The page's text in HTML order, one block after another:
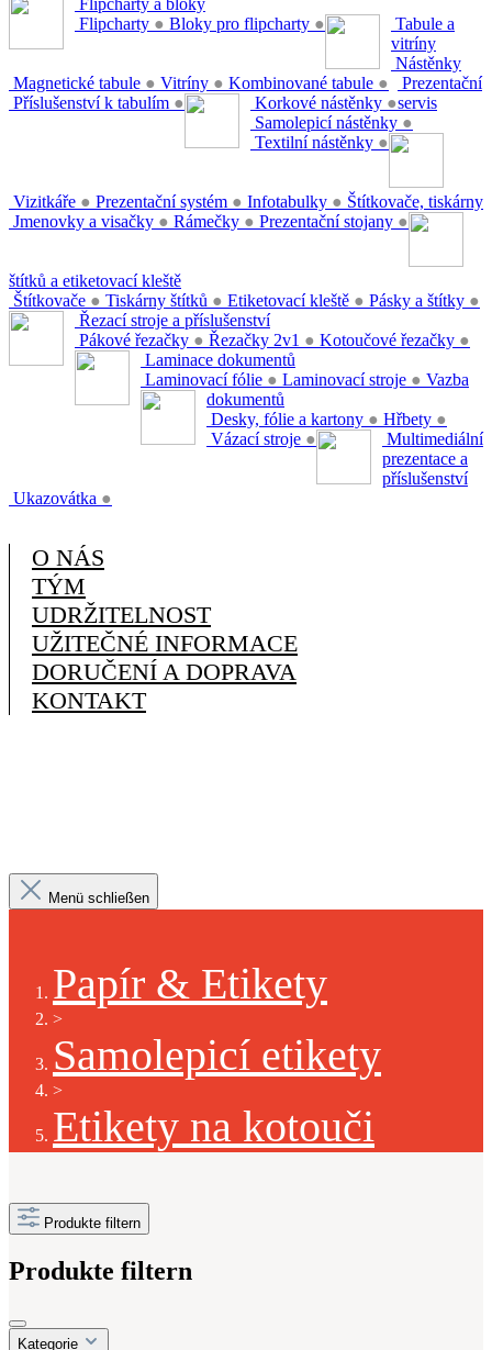
Flipcharty a bloky
Flipcharty ● Bloky pro flipcharty ●
Tabule a
vitríny
Magnetické tabule ● Vitríny ● Kombinované tabule ●
Příslušenství k tabulím ●
Nástěnky
Korkové nástěnky ●
Samolepicí nástěnky ●
Textilní nástěnky ●
Prezentační
servis
Vizitkáře ● Prezentační systém ● Infotabulky ●
Jmenovky a visačky ● Rámečky ● Prezentační stojany ●
Štítkovače, tiskárny
štítků a etiketovací kleště
Štítkovače ● Tiskárny štítků ● Etiketovací kleště ● Pásky a štítky ●
Řezací stroje a příslušenství
Pákové řezačky ● Řezačky 2v1 ● Kotoučové řezačky ●
Laminace dokumentů
Laminovací fólie ● Laminovací stroje ● Vazba
dokumentů
Desky, fólie a kartony ● Hřbety ●
Vázací stroje ●
Multimediální
prezentace a
příslušenství
Ukazovátka ●
O NÁS
TÝM
UDRŽITELNOST
UŽITEČNÉ INFORMACE
DORUČENÍ A DOPRAVA
KONTAKT
Menü schließen
Papír & Etikety
>
Samolepicí etikety
>
Etikety na kotouči
Produkte filtern
Produkte filtern
Kategorie